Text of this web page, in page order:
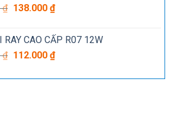
184.000 ₫.
₫ Giá
276.000 ₫.
138.000 ₫Giá
tại
là:
138.000 ₫.
RAY CAO CẤP R07 12W
₫ Giá
là:
112.000 ₫Giá
tại